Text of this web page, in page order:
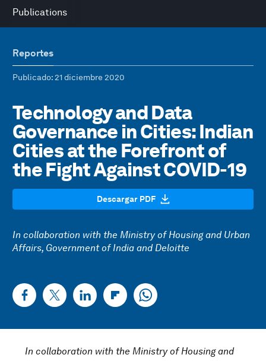
Publications
Reportes
Publicado: 21 diciembre 2020
Technology and Data
Governance in Cities: Indian
Cities at the Forefront of
the Fight Against COVID-19
Descargar PDF
In collaboration with the Ministry of Housing and Urban
Affairs, Government of India and Deloitte
In collaboration with the Ministry of Housing and